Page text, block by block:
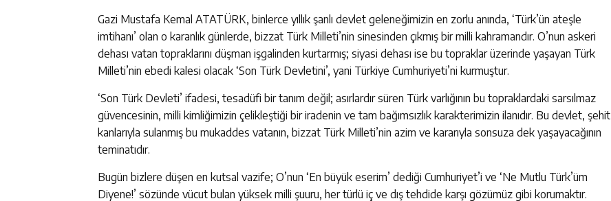
Gazi Mustafa Kemal ATATÜRK, binlerce yıllık şanlı devlet geleneğimizin en zorlu anında, ‘Türk’ün ateşle
imtihanı’ olan o karanlık günlerde, bizzat Türk Milleti’nin sinesinden çıkmış bir milli kahramandır. O’nun askeri
dehası vatan topraklarını düşman işgalinden kurtarmış; siyasi dehası ise bu topraklar üzerinde yaşayan Türk
Milleti’nin ebedi kalesi olacak ‘Son Türk Devletini’, yani Türkiye Cumhuriyeti’ni kurmuştur.
‘Son Türk Devleti’ ifadesi, tesadüfi bir tanım değil; asırlardır süren Türk varlığının bu topraklardaki sarsılmaz
güvencesinin, milli kimliğimizin çelikleştiği bir iradenin ve tam bağımsızlık karakterimizin ilanıdır. Bu devlet, şehit
kanlarıyla sulanmış bu mukaddes vatanın, bizzat Türk Milleti’nin azim ve kararıyla sonsuza dek yaşayacağının
teminatıdır.
Bugün bizlere düşen en kutsal vazife; O’nun ‘En büyük eserim’ dediği Cumhuriyet’i ve ‘Ne Mutlu Türk’üm
Diyene!’ sözünde vücut bulan yüksek milli şuuru, her türlü iç ve dış tehdide karşı gözümüz gibi korumaktır.